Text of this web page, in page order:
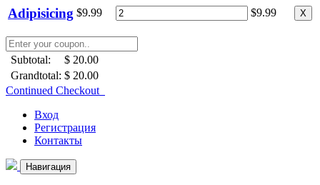
Adipisicing $9.99 $9.99 X
Subtotal:
$ 20.00
Grandtotal: $ 20.00
Continued Checkout
Вход
Регистрация
Контакты
Навигация